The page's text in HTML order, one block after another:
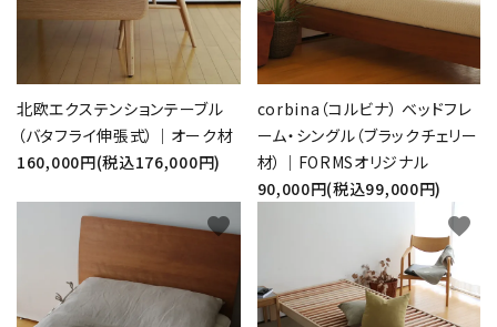
北欧エクステンションテーブル
（バタフライ伸張式）｜オーク材
160,000円(税込176,000円)
corbina（コルビナ） ベッドフレ
ーム・シングル（ブラックチェリー
材）｜FORMSオリジナル
90,000円(税込99,000円)
favorite favorite